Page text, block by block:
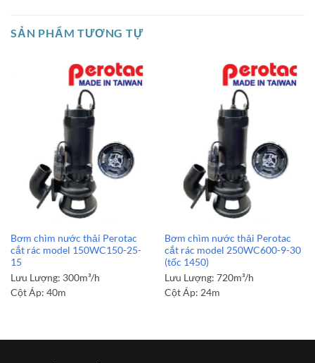
SẢN PHẨM TƯƠNG TỰ
Bơm chìm nước thải Perotac
cắt rác model 150WC150-25-
15
Lưu Lượng: 300m³/h
Cột Áp: 40m
Bơm chìm nước thải Perotac
cắt rác model 250WC600-9-30
(tốc 1450)
Lưu Lượng: 720m³/h
Cột Áp: 24m